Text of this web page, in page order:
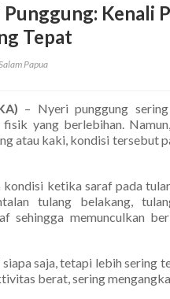
Kenali
Tepat
Papua
– Nyeri punggung
yang berlebihan.
atau kaki, kondisi tersebut
ketika saraf pada
tulang belakang,
sehingga memunculkan
saja, tetapi lebih sering
berat, sering